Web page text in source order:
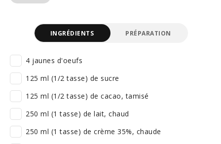
INGRÉDIENTS PRÉPARATION
4 jaunes d'oeufs
125 ml (1/2 tasse) de sucre
125 ml (1/2 tasse) de cacao, tamisé
250 ml (1 tasse) de lait, chaud
250 ml (1 tasse) de crème 35%, chaude